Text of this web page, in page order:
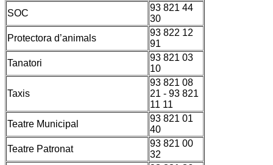
SOC
93 821 44
30
Protectora d’animals
93 822 12
91
Tanatori
93 821 03
10
Taxis
93 821 08
21 - 93 821
11 11
Teatre Municipal
93 821 01
40
Teatre Patronat
93 821 00
32